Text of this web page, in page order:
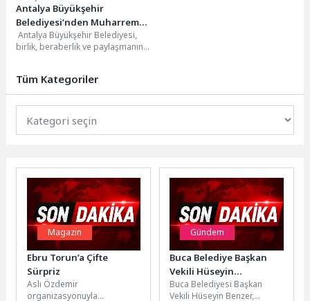
Antalya Büyükşehir
Belediyesi’nden Muharrem
Ayı boyunca aşure ikramı
Antalya Büyükşehir Belediyesi,
birlik, beraberlik ve paylaşmanın
Tüm Kategoriler
Magazin
Ebru Torun’a Çifte
Sürpriz
Aslı Özdemir
organizasyonuyla
Gündem
Buca Belediye Başkan
Vekili Hüseyin
Benzer’den muhtarlara
Buca Belediyesi Başkan
Vekili Hüseyin Benzer,